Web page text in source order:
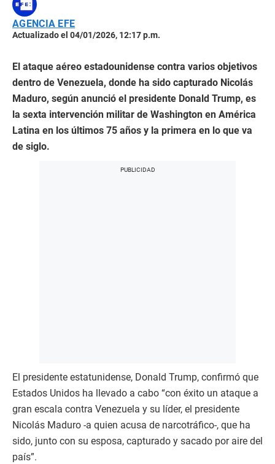
AGENCIA EFE
Actualizado el 04/01/2026, 12:17 p.m.
El ataque aéreo estadounidense contra varios objetivos
dentro de Venezuela, donde ha sido capturado Nicolás
Maduro, según anunció el presidente Donald Trump, es
la sexta intervención militar de Washington en América
Latina en los últimos 75 años y la primera en lo que va
de siglo.
El presidente estatunidense, Donald Trump, confirmó que
Estados Unidos ha llevado a cabo “con éxito un ataque a
gran escala contra Venezuela y su líder, el presidente
Nicolás Maduro -a quien acusa de narcotráfico-, que ha
sido, junto con su esposa, capturado y sacado por aire del
país”.